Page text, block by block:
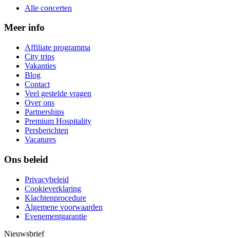
Alle concerten
Meer info
Affiliate programma
City trips
Vakanties
Blog
Contact
Veel gestelde vragen
Over ons
Partnerships
Premium Hospitality
Persberichten
Vacatures
Ons beleid
Privacybeleid
Cookieverklaring
Klachtenprocedure
Algemene voorwaarden
Evenementgarantie
Nieuwsbrief